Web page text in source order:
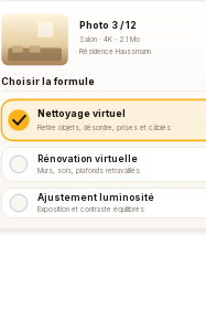
Photo 3 / 12
Salon · 4K · 2.1 Mo
Résidence Haussmann
Choisir la formule
Nettoyage virtuel
Retire objets, désordre, prises et câbles
Rénovation virtuelle
Murs, sols, plafonds retravaillés
Ajustement luminosité
Exposition et contraste équilibrés